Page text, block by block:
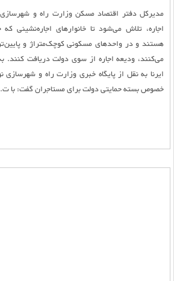
مدیرکل دفتر اقتصاد مسکن وزارت راه و
اجاره، تلاش می‌شود تا خانوارهای اجاره‌نشینی
هستند و در واحدهای مسکونی کوچک‌متراژ و
می‌کنند، ودیعه اجاره از سوی دولت دریافت کنند.
ایرنا به نقل از پایگاه خبری وزارت راه و شهرسازی
خصوص بسته حمایتی دولت برای مستاجران گفت: با